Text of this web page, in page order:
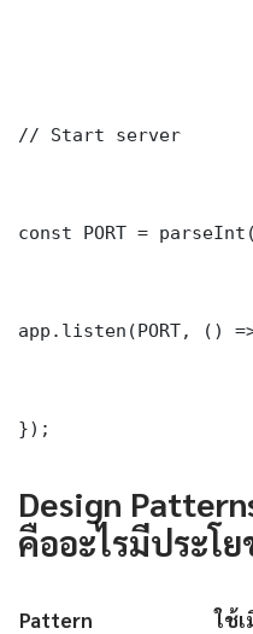
// Start server
const PORT =
app.listen(PORT, ()
});
Design
คืออะไรมีประโ
Pattern ใช้เ